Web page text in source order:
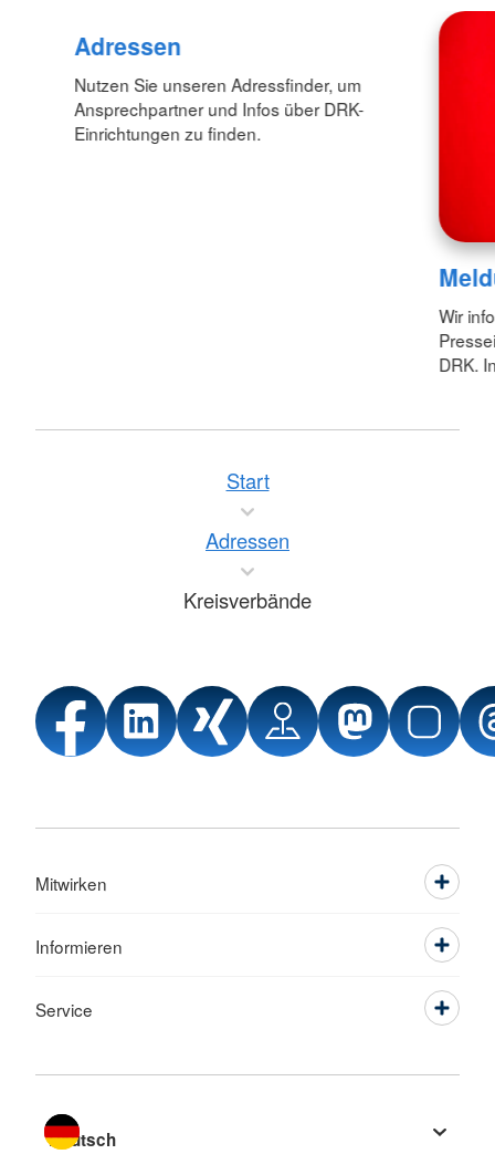
Adressen
Nutzen Sie unseren Adressfinder, um
Ansprechpartner und Infos über DRK-
Einrichtungen zu finden.
Wir
DRK.
Start
Adressen
Kreisverbände
Mitwirken
Informieren
Service
Sprache wechseln zu